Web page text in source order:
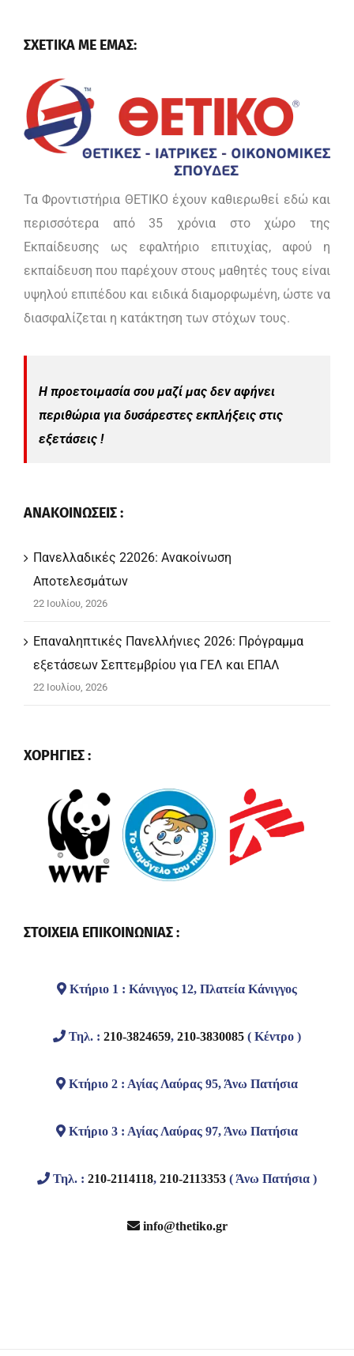
ΣΧΕΤΙΚΑ ΜΕ ΕΜΑΣ:
Τα Φροντιστήρια ΘΕΤΙΚΟ έχουν καθιερωθεί εδώ και
περισσότερα από 35 χρόνια στο χώρο της
Εκπαίδευσης ως εφαλτήριο επιτυχίας, αφού η
εκπαίδευση που παρέχουν στους μαθητές τους είναι
υψηλού επιπέδου και ειδικά διαμορφωμένη, ώστε να
διασφαλίζεται η κατάκτηση των στόχων τους.
Η προετοιμασία σου μαζί μας δεν αφήνει
περιθώρια για δυσάρεστες εκπλήξεις στις
εξετάσεις !
ΑΝΑΚΟΙΝΩΣΕΙΣ :
Πανελλαδικές 22026: Ανακοίνωση
Αποτελεσμάτων
22 Ιουλίου, 2026
Επαναληπτικές Πανελλήνιες 2026: Πρόγραμμα
εξετάσεων Σεπτεμβρίου για ΓΕΛ και ΕΠΑΛ
22 Ιουλίου, 2026
ΧΟΡΗΓΙΕΣ :
ΣΤΟΙΧΕΙΑ ΕΠΙΚΟΙΝΩΝΙΑΣ :
Κτήριο 1 : Κάνιγγος 12, Πλατεία Κάνιγγος
Τηλ. : 210-3824659, 210-3830085 ( Κέντρο )
Κτήριο 2 : Αγίας Λαύρας 95, Άνω Πατήσια
Κτήριο 3 : Αγίας Λαύρας 97, Άνω Πατήσια
Τηλ. : 210-2114118, 210-2113353 ( Άνω Πατήσια )
info@thetiko.gr